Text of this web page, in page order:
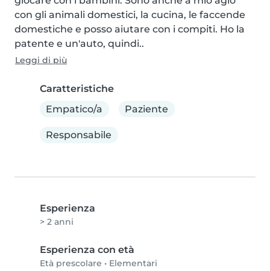
con gli animali domestici, la cucina, le faccende
domestiche e posso aiutare con i compiti. Ho la
patente e un'auto, quindi..
Leggi di più
Caratteristiche
Empatico/a
Paziente
Responsabile
Esperienza
> 2 anni
Esperienza con età
Età prescolare • Elementari